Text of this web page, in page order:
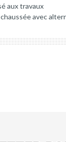
aux travaux
avec